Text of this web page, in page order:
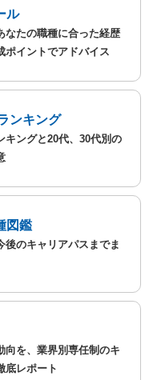
ル
なたの職種に合った経歴
ポイントでアドバイス
ンキング
キングと20代、30代別の
図鑑
後のキャリアパスまでま
向を、業界別専任制のキ
底レポート